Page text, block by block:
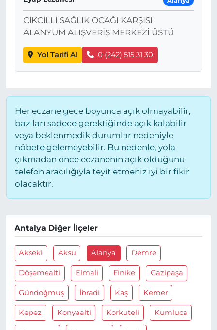
CİKCİLLİ SAĞLIK OCAĞI KARŞISI
ALANYUM ALIŞVERİŞ MERKEZİ ÜSTÜ
Yol Tarifi Al 0 (242) 515 31 30
Her eczane gece boyunca açık olmayabilir,
bazıları sadece gerektiğinde açık kalabilir
veya beklenmedik durumlar nedeniyle
nöbete gelemeyebilir. Bu nedenle, yola
çıkmadan önce eczanenin açık olduğunu
telefon aracılığıyla teyit etmeniz iyi bir fikir
olacaktır.
Antalya Diğer İlçeler
Akseki Aksu Alanya Demre
Döşemealti Elmali Finike Gazipaşa
Gündoğmuş İbradi Kaş Kemer
Kepez Konyaalti Korkuteli Kumluca